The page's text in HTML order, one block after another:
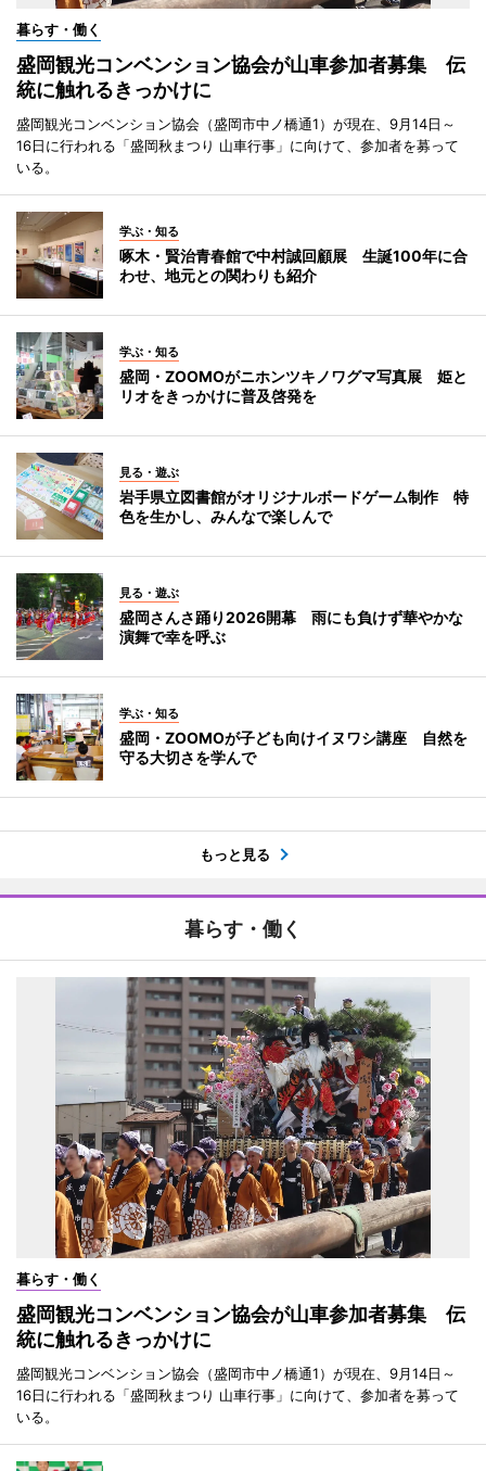
暮らす・働く
盛岡観光コンベンション協会が山車参加者募集 伝
統に触れるきっかけに
盛岡観光コンベンション協会（盛岡市中ノ橋通1）が現在、9月14日～
16日に行われる「盛岡秋まつり 山車行事」に向けて、参加者を募って
いる。
学ぶ・知る
啄木・賢治青春館で中村誠回顧展 生誕100年に合
わせ、地元との関わりも紹介
学ぶ・知る
盛岡・ZOOMOがニホンツキノワグマ写真展 姫と
リオをきっかけに普及啓発を
見る・遊ぶ
岩手県立図書館がオリジナルボードゲーム制作 特
色を生かし、みんなで楽しんで
見る・遊ぶ
盛岡さんさ踊り2026開幕 雨にも負けず華やかな
演舞で幸を呼ぶ
学ぶ・知る
盛岡・ZOOMOが子ども向けイヌワシ講座 自然を
守る大切さを学んで
もっと見る
暮らす・働く
暮らす・働く
盛岡観光コンベンション協会が山車参加者募集 伝
統に触れるきっかけに
盛岡観光コンベンション協会（盛岡市中ノ橋通1）が現在、9月14日～
16日に行われる「盛岡秋まつり 山車行事」に向けて、参加者を募って
いる。